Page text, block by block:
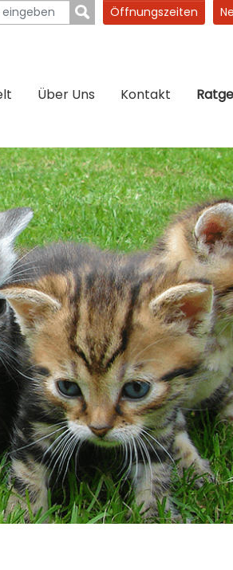
Öffnungszeiten
Über Uns Kontakt